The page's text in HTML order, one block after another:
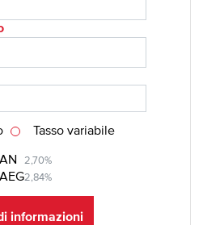
2,70%
2,84%
Tasso variabile
informazioni